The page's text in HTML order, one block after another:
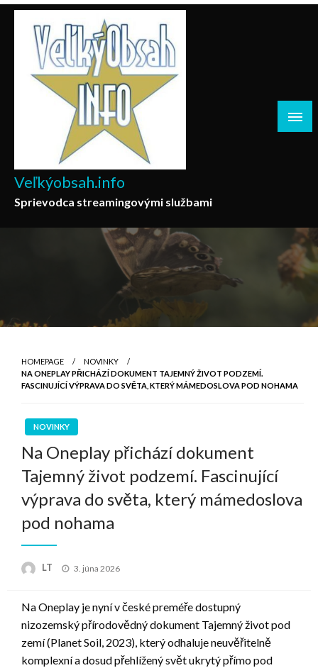
Skip
content
Veľkýobsah.info
Sprievodca streamingovými službami
HOMEPAGE
NOVINKY
NA ONEPLAY PŘICHÁZÍ DOKUMENT TAJEMNÝ ŽIVOT PODZEMÍ.
FASCINUJÍCÍ VÝPRAVA DO SVĚTA, KTERÝ MÁMEDOSLOVA POD NOHAMA
NOVINKY
Na Oneplay přichází dokument
Tajemný život podzemí. Fascinující
výprava do světa, který mámedoslova
pod nohama
LT
Posted
3. júna 2026
Na Oneplay je nyní v české preméře dostupný
nizozemský přírodovědný dokument Tajemný život pod
zemí (Planet Soil, 2023), který odhaluje neuvěřitelně
komplexní a dosud přehlížený svět ukrytý přímo pod